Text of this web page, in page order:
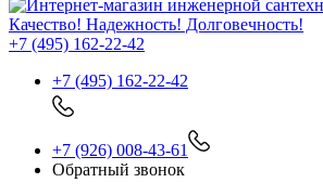
Качество! Надежность! Долговечность!
+7 (495) 162-22-42
+7 (495) 162-22-42
+7 (926) 008-43-61
Обратный звонок